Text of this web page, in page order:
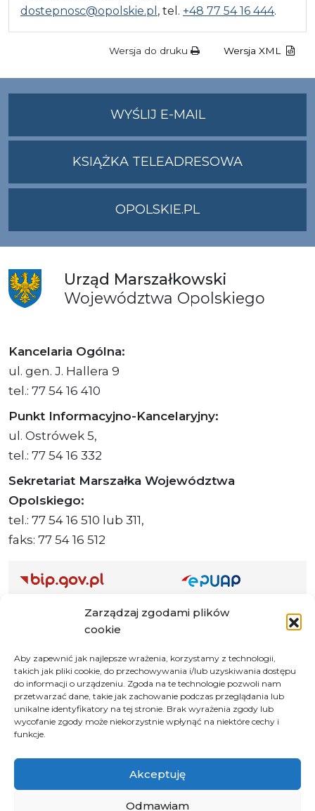
Zarządzaj zgodami plików
cookie
Aby zapewnić jak najlepsze wrażenia, korzystamy z technologii,
takich jak pliki cookie, do przechowywania i/lub uzyskiwania dostępu
do informacji o urządzeniu. Zgoda na te technologie pozwoli nam
przetwarzać dane, takie jak zachowanie podczas przeglądania lub
unikalne identyfikatory na tej stronie. Brak wyrażenia zgody lub
wycofanie zgody może niekorzystnie wpłynąć na niektóre cechy i
funkcje.
Akceptuję
Odmawiam
dostepnosc@opolskie.pl , tel. +48 77 54 16 444.
Wersja do druku Wersja XML
WYŚLIJ E-MAILNA
ADRES
KSIĄŻKA TELEADRESOWA
OPOLSKIE.PL
Urząd Marszałkowski
Województwa Opolskiego
Kancelaria Ogólna:
ul. gen. J. Hallera 9
tel.: 77 54 16 410
Punkt Informacyjno-Kancelaryjny:
ul. Ostrówek 5,
tel.: 77 54 16 332
Sekretariat Marszałka Województwa
Opolskiego:
tel.: 77 54 16 510 lub 311,
faks: 77 54 16 512
Adres ePUAP Urzędu: /q877fxtk55/SkrytkaESP
Adres do e-Doręczeń
Polityka prywatności
Klauzula informacyjna RODO
© 2026 Samorząd Województwa Opolskiego